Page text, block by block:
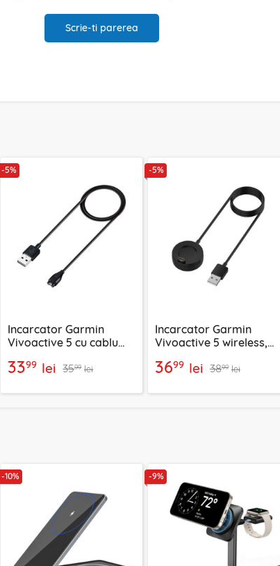
Scrie-ti parerea
-5%
Incarcator Garmin
Vivoactive 5 cu cablu
TGC1
3399 lei 3599 lei
-5%
Incarcator Garmin
Vivoactive 5 wireless,
Techsuit TGC4
3699 lei 3899 lei
-10% -9%